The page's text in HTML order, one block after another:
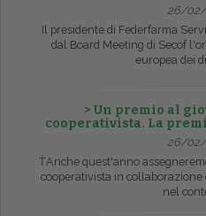
26/
Il presidente di Federfarma
dal Board Meeting di Secof
europea dei
> Un premio al
cooperativista. La
26/
ŤAnche quest'anno
cooperativista in
nel